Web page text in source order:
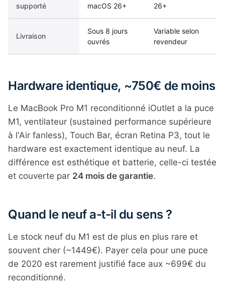
supporté
macOS 26+
26+
Livraison
Sous 8 jours
ouvrés
Variable selon
revendeur
Hardware identique, ~750€ de moins
Le MacBook Pro M1 reconditionné iOutlet a la puce
M1, ventilateur (sustained performance supérieure
à l'Air fanless), Touch Bar, écran Retina P3, tout le
hardware est exactement identique au neuf. La
différence est esthétique et batterie, celle-ci testée
et couverte par 24 mois de garantie.
Quand le neuf a-t-il du sens ?
Le stock neuf du M1 est de plus en plus rare et
souvent cher (~1449€). Payer cela pour une puce
de 2020 est rarement justifié face aux ~699€ du
reconditionné.